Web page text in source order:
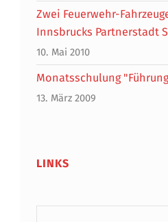
Zwei Feuerwehr-
Innsbrucks Partnerstadt
10. Mai 2010
Monatsschulung
13. März 2009
LINKS